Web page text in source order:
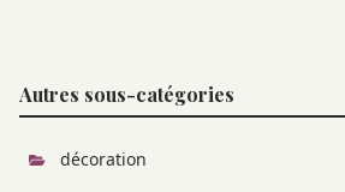
Autres sous-catégories
décoration